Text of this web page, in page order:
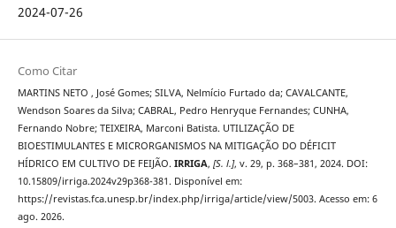
2024-07-26
Como Citar
MARTINS NETO , José Gomes; SILVA, Nelmício Furtado da; CAVALCANTE,
Wendson Soares da Silva; CABRAL, Pedro Henryque Fernandes; CUNHA,
Fernando Nobre; TEIXEIRA, Marconi Batista. UTILIZAÇÃO DE
BIOESTIMULANTES E MICRORGANISMOS NA MITIGAÇÃO DO DÉFICIT
HÍDRICO EM CULTIVO DE FEIJÃO. IRRIGA, [S. l.], v. 29, p. 368–381, 2024. DOI:
10.15809/irriga.2024v29p368-381. Disponível em:
https://revistas.fca.unesp.br/index.php/irriga/article/view/5003. Acesso em: 6
ago. 2026.